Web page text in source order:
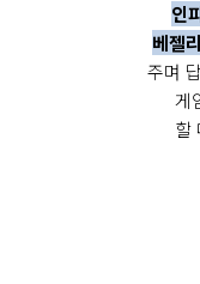
인
베젤
주며
게
할